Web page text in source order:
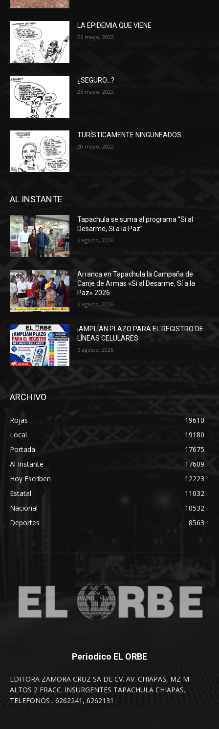
LA EPIDEMIA QUE VIENE
26 mayo, 2022
¿SEGURO…?
25 mayo, 2022
TURÍSTICAMENTE NINGUNEADOS…
20 mayo, 2022
AL INSTANTE
Tapachula se suma al programa “Sí al
Desarme, Sí a la Paz”
6 agosto, 2026
Arranca en Tapachula la Campaña de
Canje de Armas «Sí al Desarme, Sí a la
Paz» 2026
6 agosto, 2026
¡AMPLÍAN PLAZO PARA EL REGISTRO DE
LÍNEAS CELULARES
6 agosto, 2026
ARCHIVO
Rojas
19610
Local
19180
Portada
17675
Al Instante
17609
Hoy Escriben
12223
Estatal
11032
Nacional
10532
Deportes
8563
Periodico EL ORBE
EDITORA ZAMORA CRUZ SA DE CV. AV. CHIAPAS, MZ M
ALTOS 2 FRACC. INSURGENTES TAPACHULA CHIAPAS.
TELEFONOS . 6262241, 6262131